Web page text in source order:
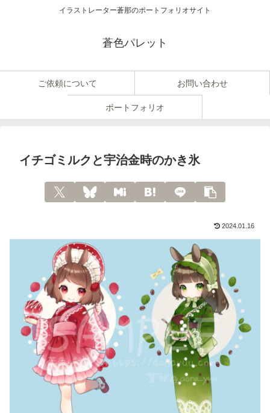
イラストレーター蒼那のポートフォリオサイト
蒼色パレット
ご依頼について お問い合わせ
ポートフォリオ
イチゴミルクと宇治金時のかき氷
2024.01.16